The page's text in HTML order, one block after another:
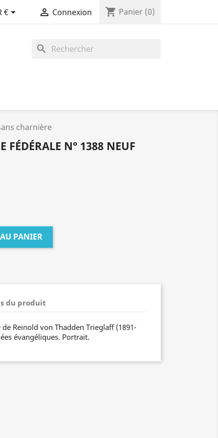
€  Connexion shopping_cart Panier (0)
search
charnière
FÉDÉRALE N° 1388 NEUF
PANIER
du produit
Reinold von Thadden Trieglaff (1891-
évangéliques. Portrait.